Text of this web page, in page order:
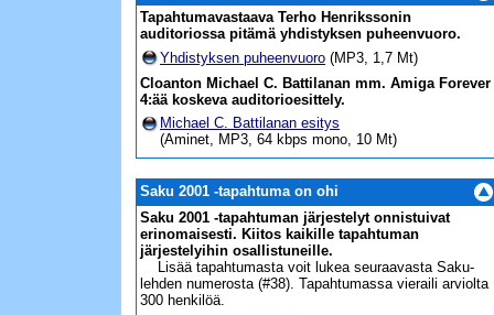
Tapahtumavastaava Terho Henrikssonin
auditoriossa pitämä yhdistyksen puheenvuoro.
Yhdistyksen puheenvuoro (MP3, 1,7 Mt)
Cloanton Michael C. Battilanan mm. Amiga Forever
4:ää koskeva auditorioesittely.
Michael C. Battilanan esitys
(Aminet, MP3, 64 kbps mono, 10 Mt)
Saku 2001 -tapahtuma on ohi
Saku 2001 -tapahtuman järjestelyt onnistuivat
erinomaisesti. Kiitos kaikille tapahtuman
järjestelyihin osallistuneille.
Lisää tapahtumasta voit lukea seuraavasta Saku-
lehden numerosta (#38). Tapahtumassa vieraili arviolta
300 henkilöä.